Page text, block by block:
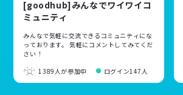
[goodhub]みんなでワイワイコ
ミュニティ
みんなで気軽に交流できるコミュニティにな
っております。 気軽にコメントしてみてくだ
さい！
1389人が参加中
ログイン147人